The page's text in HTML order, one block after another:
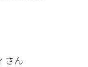
さん